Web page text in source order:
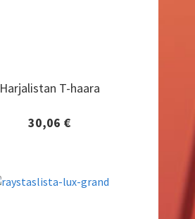
Harjalistan T-haara
30,06 €
Harjalistan T-haara
Lisätiedot ja